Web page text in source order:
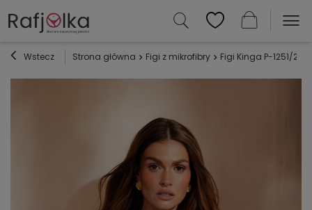
Wstecz Strona główna Figi z mikrofibry Figi Kinga P-1251/2